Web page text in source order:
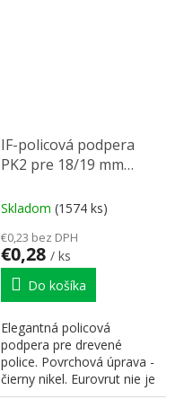
IF-policová podpera
PK2 pre 18/19 mm
nikl
Skladom (1574 ks)
€0,23 bez DPH
€0,28 / ks
Do košíka
Elegantná policová
podpera pre drevené
police. Povrchová úprava -
čierny nikel. Eurovrut nie je
súčasťou. Odkazy a...